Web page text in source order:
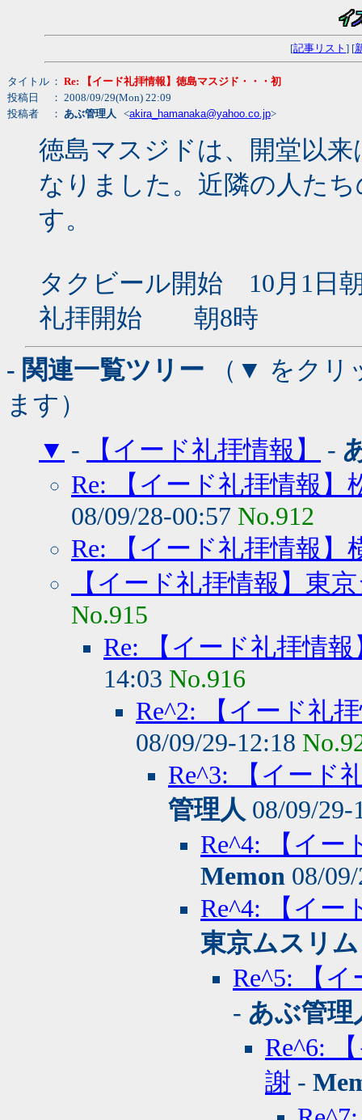
[記事リスト ] [
タイトル ： Re: 【イード礼拝情報】徳島マスジド・・・初
投稿日
： 2008/09/29(Mon) 22:09
投稿者
： あぶ管理人 <akira_hamanaka@yahoo.co.jp>
徳島マスジドは、開堂以
なりました。近隣の人た
す。
タクビール開始 10月1日
礼拝開始 朝8時
- 関連一覧ツリー （▼ をクリ
ます）
▼ - 【イード礼拝情報】 -
Re: 【イード礼拝情報】
08/09/28-00:57 No.912
Re: 【イード礼拝情報】
【イード礼拝情報】東
No.915
Re: 【イード礼拝情
14:03 No.916
Re^2: 【イード礼
08/09/29-12:18
Re^3: 【イード
管理人 08/09/
Re^4: 【イー
Memon 08/
Re^4: 【イー
東京ムスリム
Re^5: 【
- あぶ管理
Re^6:
謝 -